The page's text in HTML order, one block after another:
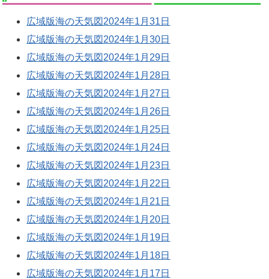
広域版海の天気図2024年1月31日
広域版海の天気図2024年1月30日
広域版海の天気図2024年1月29日
広域版海の天気図2024年1月28日
広域版海の天気図2024年1月27日
広域版海の天気図2024年1月26日
広域版海の天気図2024年1月25日
広域版海の天気図2024年1月24日
広域版海の天気図2024年1月23日
広域版海の天気図2024年1月22日
広域版海の天気図2024年1月21日
広域版海の天気図2024年1月20日
広域版海の天気図2024年1月19日
広域版海の天気図2024年1月18日
広域版海の天気図2024年1月17日